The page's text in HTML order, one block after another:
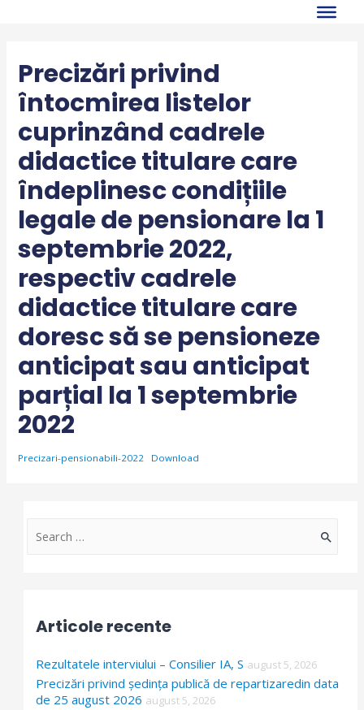
Precizări privind
întocmirea listelor
cuprinzând cadrele
didactice titulare care
îndeplinesc condițiile
legale de pensionare la 1
septembrie 2022,
respectiv cadrele
didactice titulare care
doresc să se pensioneze
anticipat sau anticipat
parțial la 1 septembrie
2022
Precizari-pensionabili-2022 Download
S
c
f
o
Articole recente
Rezultatele interviului – Consilier IA, S august 5, 2026
Precizări privind ședința publică de repartizaredin data
de 25 august 2026 august 5, 2026